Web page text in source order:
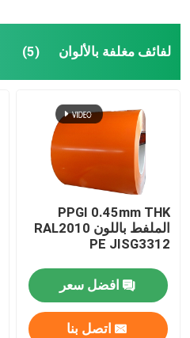
لفائف مغلفة بالألوان (5)
PPGI 0.45mm THK
الملفط باللون RAL2010
PE JISG3312
افضل سعر
اتصل بنا